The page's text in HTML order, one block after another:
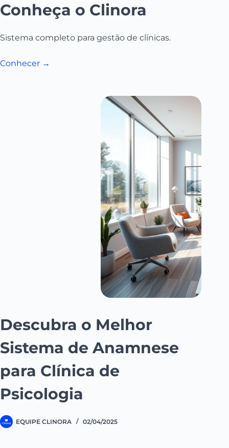
Conheça o Clinora
Sistema completo para gestão de clínicas.
Conhecer →
Descubra o Melhor
Sistema de Anamnese
para Clínica de
Psicologia
EQUIPE CLINORA 02/04/2025